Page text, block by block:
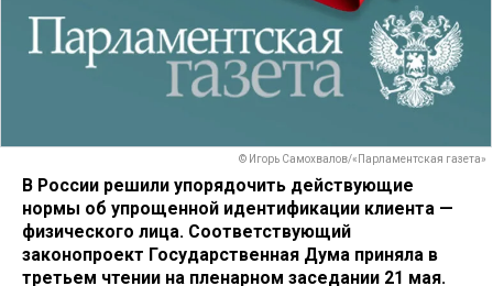
© Игорь Самохвалов/«Парламентская газета»
В России решили упорядочить действующие
нормы об упрощенной идентификации клиента —
физического лица. Соответствующий
законопроект Государственная Дума приняла в
третьем чтении на пленарном заседании 21 мая.